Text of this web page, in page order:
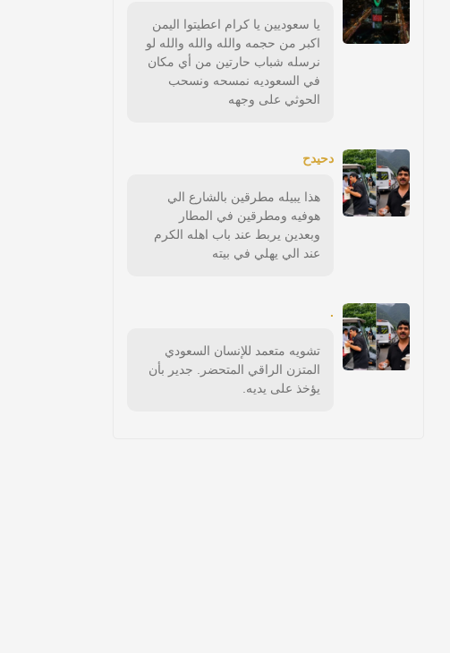
يا سعوديين يا كرام اعطيتوا اليمن
اكبر من حجمه والله والله والله لو
نرسله شباب حارتين من أي مكان
في السعوديه نمسحه ونسحب
الحوثي على وجهه
دحيدح
هذا يبيله مطرقين بالشارع الي
هوفيه ومطرقين في المطار
وبعدين يربط عند باب اهله الكرم
عند الي يهلي في بيته
.
تشويه متعمد للإنسان السعودي
المتزن الراقي المتحضر. جدير بأن
يؤخذ على يديه.